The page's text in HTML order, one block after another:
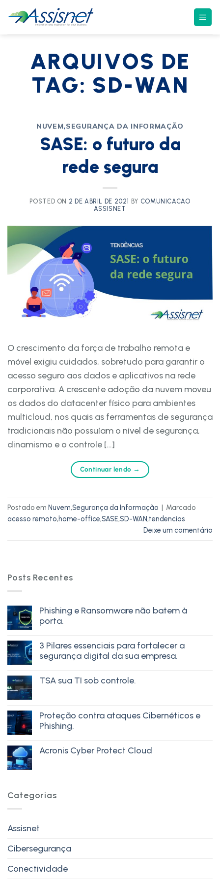
ARQUIVOS DE
TAG: SD-WAN
NUVEM,SEGURANÇA DA INFORMAÇÃO
SASE: o futuro da
rede segura
POSTED ON 2 DE ABRIL DE 2021 BY COMUNICACAO
ASSISNET
O crescimento da força de trabalho remota e
móvel exigiu cuidados, sobretudo para garantir o
acesso seguro aos dados e aplicativos na rede
corporativa. A crescente adoção da nuvem moveu
os dados do datacenter físico para ambientes
multicloud, nos quais as ferramentas de segurança
tradicionais não possuíam o nível de segurança,
dinamismo e o controle […]
Continuar lendo →
Postado em Nuvem,Segurança da Informação | Marcado
acesso remoto,home-office,SASE,SD-WAN,tendencias
Deixe um comentário
Posts Recentes
Phishing e Ransomware não batem à
porta.
3 Pilares essenciais para fortalecer a
segurança digital da sua empresa.
TSA sua TI sob controle.
Proteção contra ataques Cibernéticos e
Phishing.
Acronis Cyber Protect Cloud
Categorias
Assisnet
Cibersegurança
Conectividade